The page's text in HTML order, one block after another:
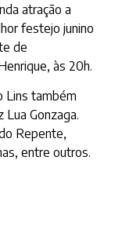
atração a
festejo junino
de
às 20h.
Lins também
Gonzaga.
Repente,
entre outros.